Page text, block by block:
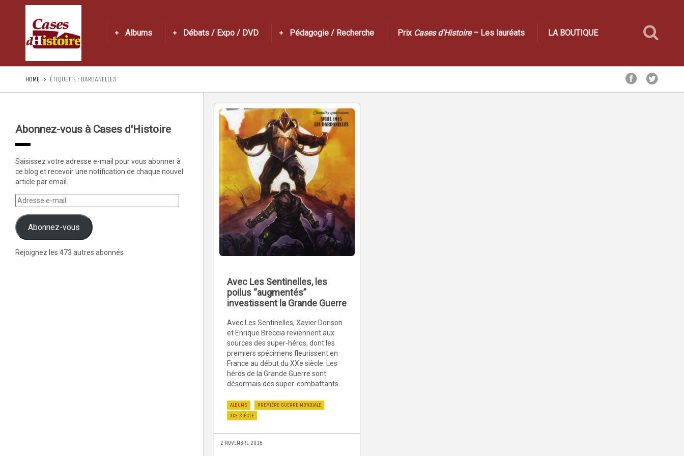
Albums Débats / Expo / DVD Pédagogie / Recherche Prix Cases d’Histoire– Les lauréats LA BOUTIQUE
HOME ÉTIQUETTE : DARDANELLES
Abonnez-vous à Cases d'Histoire
Saisissez votre adresse e-mail pour vous abonner à
ce blog et recevoir une notification de chaque nouvel
article par email.
Abonnez-vous
Rejoignez les 473 autres abonnés
Avec Les Sentinelles, les
poilus “augmentés”
investissent la Grande Guerre
Avec Les Sentinelles, Xavier Dorison
et Enrique Breccia reviennent aux
sources des super-héros, dont les
premiers spécimens fleurissent en
France au début du XXe siècle. Les
héros de la Grande Guerre sont
désormais des super-combattants.
ALBUMS
PREMIÈRE GUERRE MONDIALE
XXE SIÈCLE
2 NOVEMBRE 2015